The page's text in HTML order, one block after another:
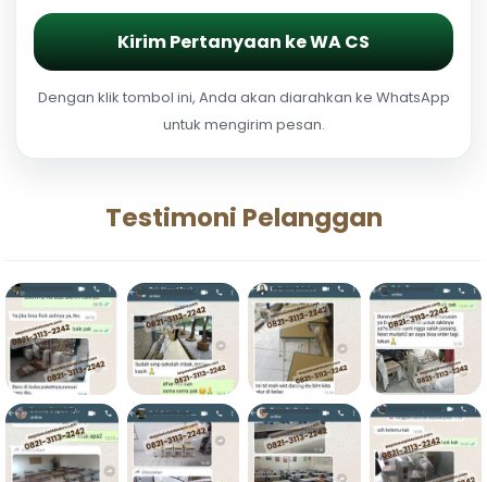
Kirim Pertanyaan ke WA CS
Dengan klik tombol ini, Anda akan diarahkan ke WhatsApp
untuk mengirim pesan.
Testimoni Pelanggan